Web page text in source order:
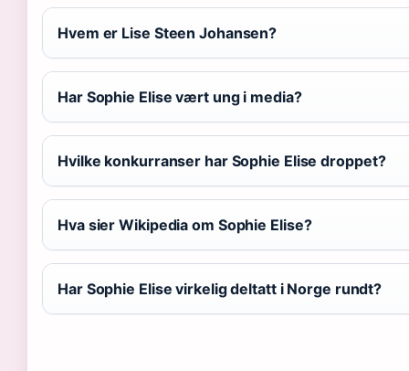
Hvem er Lise Steen Johansen?
Har Sophie Elise vært ung i media?
Hvilke konkurranser har Sophie Elise droppet?
Hva sier Wikipedia om Sophie Elise?
Har Sophie Elise virkelig deltatt i Norge rundt?